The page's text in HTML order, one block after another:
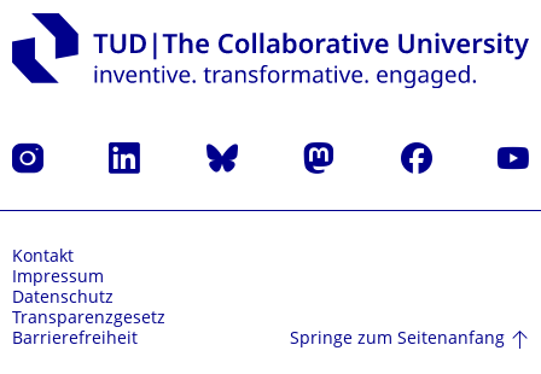
Instagram LinkedIn Bluesky Mastodon Facebook
Kontakt
Impressum
Datenschutz
Transparenzgesetz
Barrierefreiheit
Springe zum Seitenanfang